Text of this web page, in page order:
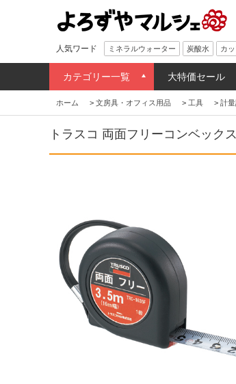
人気ワード ミネラルウォーター 炭酸水 カ
カテゴリー一覧 大特価セール
ホーム > 文房具・オフィス用品 > 工具 > 計
トラスコ 両面フリーコンベック